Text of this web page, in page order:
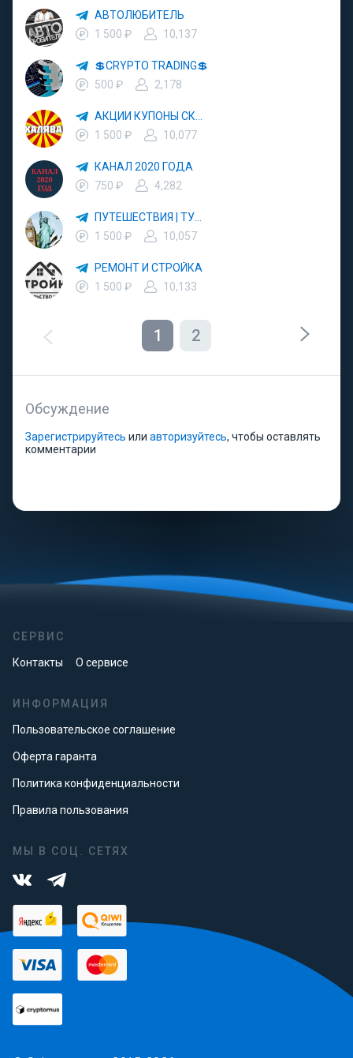
АВТОЛЮБИТЕЛЬ
1 500 ₽
10,137
💲CRYPTO TRADING💲
500 ₽
2,178
1 500 ₽
10,077
КАНАЛ 2020 ГОДА
750 ₽
4,282
1 500 ₽
10,057
РЕМОНТ И СТРОЙКА
1 500 ₽
10,133
1 2
Обсуждение
Зарегистрируйтесь или авторизуйтесь, чтобы оставлять
комментарии
СЕРВИС
Контакты О сервисе
ИНФОРМАЦИЯ
Пользовательское соглашение
Оферта гаранта
Политика конфиденциальности
Правила пользования
МЫ В СОЦ. СЕТЯХ